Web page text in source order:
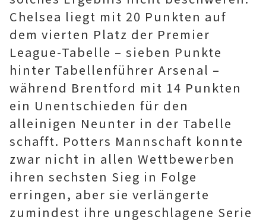
Chelsea liegt mit 20 Punkten auf
dem vierten Platz der Premier
League-Tabelle – sieben Punkte
hinter Tabellenführer Arsenal –
während Brentford mit 14 Punkten
ein Unentschieden für den
alleinigen Neunter in der Tabelle
schafft. Potters Mannschaft konnte
zwar nicht in allen Wettbewerben
ihren sechsten Sieg in Folge
erringen, aber sie verlängerte
zumindest ihre ungeschlagene Serie